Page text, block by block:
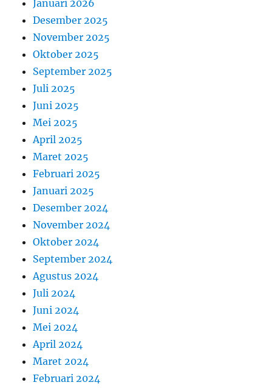
Januari 2026
Desember 2025
November 2025
Oktober 2025
September 2025
Juli 2025
Juni 2025
Mei 2025
April 2025
Maret 2025
Februari 2025
Januari 2025
Desember 2024
November 2024
Oktober 2024
September 2024
Agustus 2024
Juli 2024
Juni 2024
Mei 2024
April 2024
Maret 2024
Februari 2024